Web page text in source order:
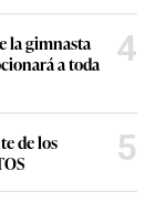
la gimnasta
a toda
4
de los
5